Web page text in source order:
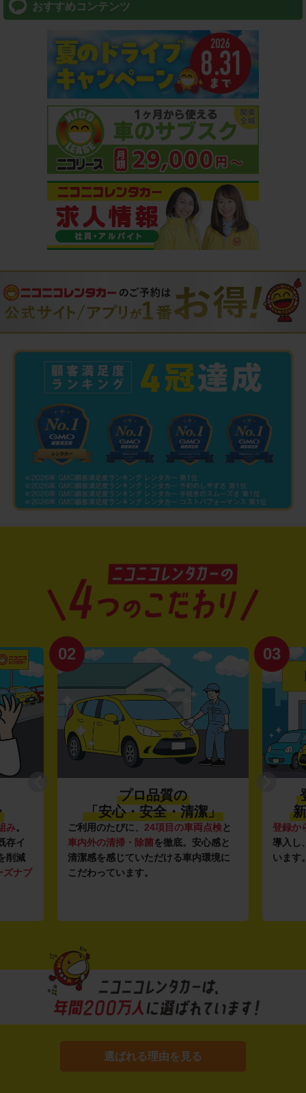
おすすめコンテンツ
み。
存イ
削減
ズナブ
02
プロ品質の
「安心・安全・清潔」
ご利用のたびに、 24項目の車両点検と
車内外の清掃・除菌を徹底。安心感と
清潔感を感じていただける車内環境に
こだわっています。
03
登録か
導入し
います
選ばれる理由を見る